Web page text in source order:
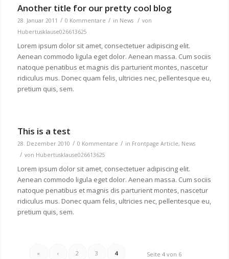
Another title for our pretty cool blog
28. Januar 2011 / 0 Kommentare / in News / von
Hubertusklause026613625
Lorem ipsum dolor sit amet, consectetuer adipiscing elit.
Aenean commodo ligula eget dolor. Aenean massa. Cum sociis
natoque penatibus et magnis dis parturient montes, nascetur
ridiculus mus. Donec quam felis, ultricies nec, pellentesque eu,
pretium quis, sem.
This is a test
28. Dezember 2010 / 0 Kommentare / in Frontpage Article, News
/ von Hubertusklause026613625
Lorem ipsum dolor sit amet, consectetuer adipiscing elit.
Aenean commodo ligula eget dolor. Aenean massa. Cum sociis
natoque penatibus et magnis dis parturient montes, nascetur
ridiculus mus. Donec quam felis, ultricies nec, pellentesque eu,
pretium quis, sem.
Seite 4 von 6
« ‹ 2 3 4